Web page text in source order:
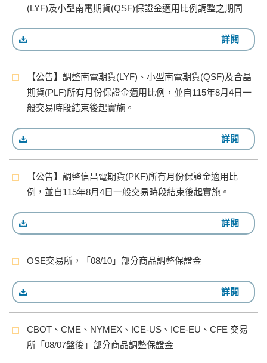
(LYF)及小型南電期貨(QSF)保證金適用比例調整之期間
詳閱
【公告】調整南電期貨(LYF)、小型南電期貨(QSF)及合晶
期貨(PLF)所有月份保證金適用比例，並自115年8月4日一
般交易時段結束後起實施。
詳閱
【公告】調整信昌電期貨(PKF)所有月份保證金適用比
例，並自115年8月4日一般交易時段結束後起實施。
詳閱
OSE交易所，「08/10」部分商品調整保證金
詳閱
CBOT、CME、NYMEX、ICE-US、ICE-EU、CFE 交易
所「08/07盤後」部分商品調整保證金